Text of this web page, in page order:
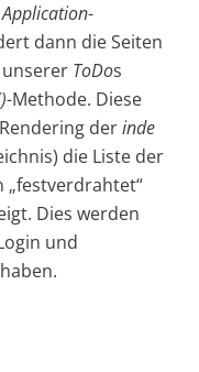
Application-
dann die Seiten
unserer ToDos
Methode. Diese
derinde
die Liste der
„festverdrahtet“
Dies werden
und